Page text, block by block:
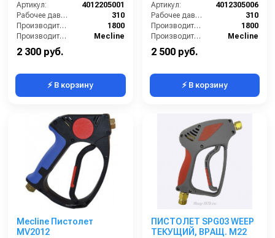
Артикул:
4012205001
Рабочее давление (бар):
310
Производительность (л/ч):
1800
Производитель:
Mecline
2 300 руб.
⚡ В корзину
Артикул:
4012305006
Рабочее давление (бар):
310
Производительность (л/ч):
1800
Производитель:
Mecline
2 500 руб.
⚡ В корзину
Mecline Пистолет
MV2012
ПИСТОЛЕТ SРG03 WEEP
ТЕКУЩИЙ, ВРАЩ. M22